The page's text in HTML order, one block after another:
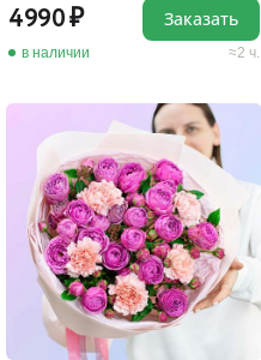
4990
в наличии 2 ч.
Заказать